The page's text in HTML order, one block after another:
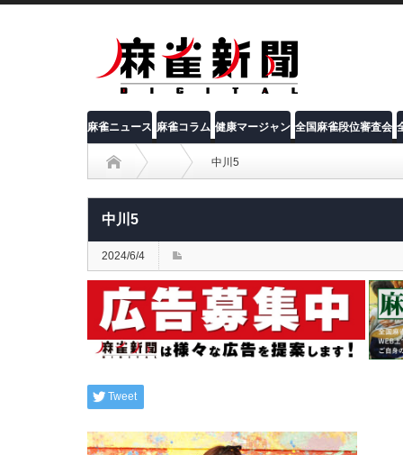
麻雀ニュース 麻雀コラム 健康マージャン 全国麻雀段位審査会
中川5
中川5
2024/6/4
Tweet